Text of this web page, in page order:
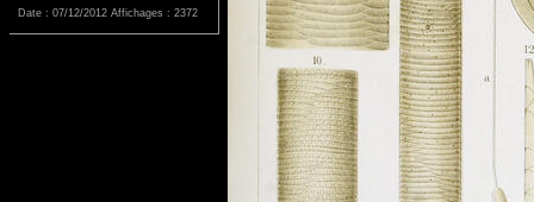
Date : 07/12/2012 Affichages : 2372